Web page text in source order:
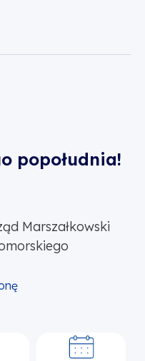
popołudnia!
Marszałkowski